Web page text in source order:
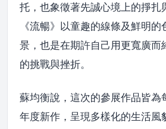
托，也象徵著先誠心境上的掙扎
《流暢》以童趣的線條及鮮明
景，也是在期許自己用更寬廣而
的挑戰與挫折。
蘇均衡說，這次的參展作品皆為
年度新作，呈現多樣化的生活風